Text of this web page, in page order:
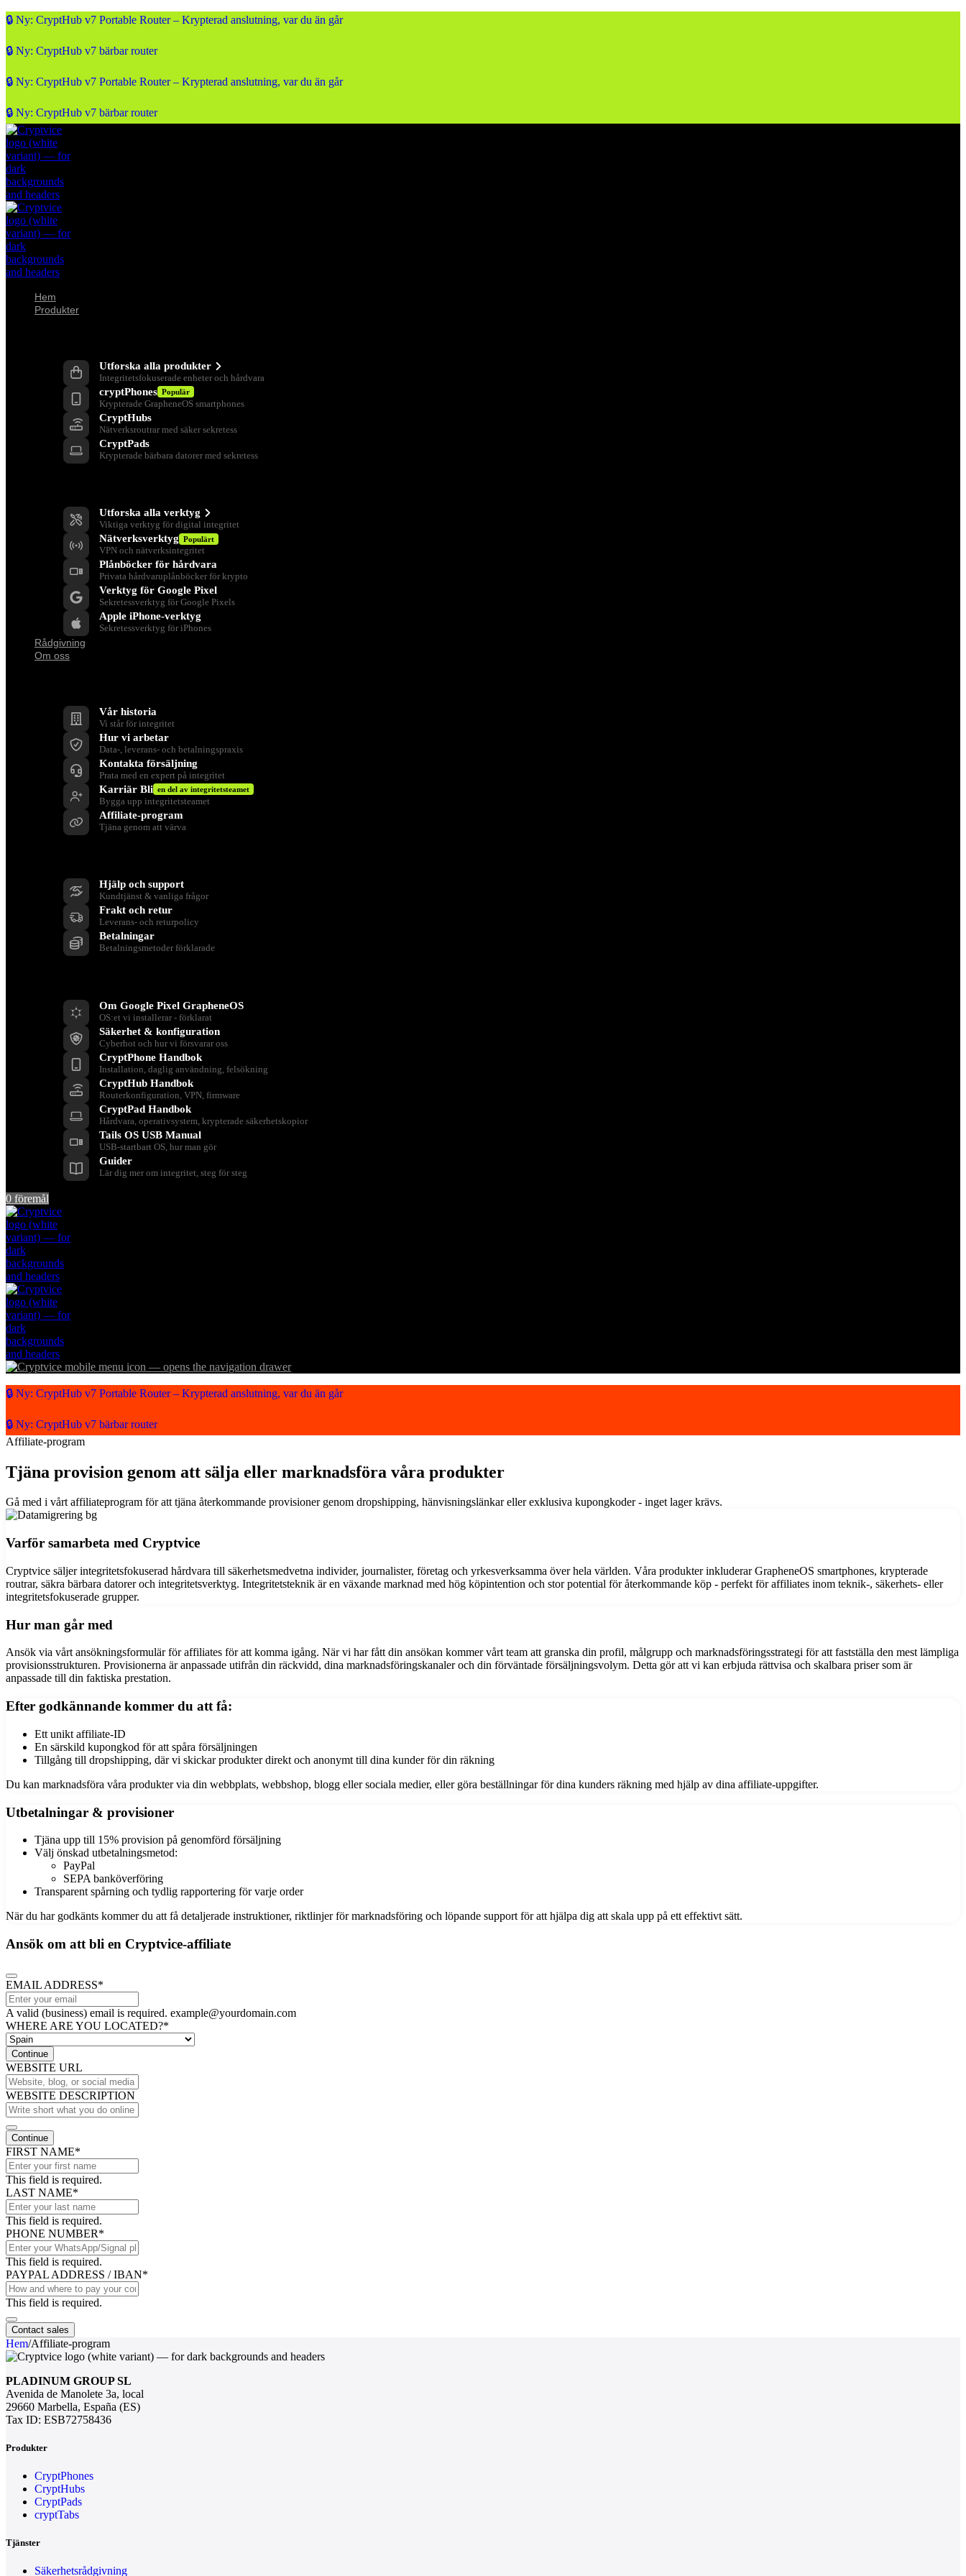
🔒 Ny: CryptHub v7 Portable Router – Krypterad anslutning, var du än går
🔒 Ny: CryptHub v7 bärbar router
🔒 Ny: CryptHub v7 Portable Router – Krypterad anslutning, var du än går
🔒 Ny: CryptHub v7 bärbar router
Hem
Produkter
Utforska alla produkter
Integritetsfokuserade enheter och hårdvara
cryptPhones Populär
Krypterade GrapheneOS smartphones
CryptHubs
Nätverksroutrar med säker sekretess
CryptPads
Krypterade bärbara datorer med sekretess
Utforska alla verktyg
Viktiga verktyg för digital integritet
Nätverksverktyg Populärt
VPN och nätverksintegritet
Plånböcker för hårdvara
Privata hårdvaruplånböcker för krypto
Verktyg för Google Pixel
Sekretessverktyg för Google Pixels
Apple iPhone-verktyg
Sekretessverktyg för iPhones
Rådgivning
Om oss
Vår historia
Vi står för integritet
Hur vi arbetar
Data-, leverans- och betalningspraxis
Kontakta försäljning
Prata med en expert på integritet
Karriär Bli en del av integritetsteamet
Bygga upp integritetsteamet
Affiliate-program
Tjäna genom att värva
Hjälp och support
Kundtjänst & vanliga frågor
Frakt och retur
Leverans- och returpolicy
Betalningar
Betalningsmetoder förklarade
Om Google Pixel GrapheneOS
OS:et vi installerar - förklarat
Säkerhet & konfiguration
Cyberhot och hur vi försvarar oss
CryptPhone Handbok
Installation, daglig användning, felsökning
CryptHub Handbok
Routerkonfiguration, VPN, firmware
CryptPad Handbok
Hårdvara, operativsystem, krypterade säkerhetskopior
Tails OS USB Manual
USB-startbart OS, hur man gör
Guider
Lär dig mer om integritet, steg för steg
0 föremål
🔒 Ny: CryptHub v7 Portable Router – Krypterad anslutning, var du än går
🔒 Ny: CryptHub v7 bärbar router
Affiliate-program
Tjäna provision genom att sälja eller marknadsföra våra produkter
Gå med i vårt affiliateprogram för att tjäna återkommande provisioner genom dropshipping, hänvisningslänkar eller exklusiva kupongkoder - inget lager krävs.
Varför samarbeta med Cryptvice
Cryptvice säljer integritetsfokuserad hårdvara till säkerhetsmedvetna individer, journalister, företag och yrkesverksamma över hela världen. Våra produkter inkluderar GrapheneOS smartphones, krypterade
routrar, säkra bärbara datorer och integritetsverktyg. Integritetsteknik är en växande marknad med hög köpintention och stor potential för återkommande köp - perfekt för affiliates inom teknik-, säkerhets- eller
integritetsfokuserade grupper.
Hur man går med
Ansök via vårt ansökningsformulär för affiliates för att komma igång. När vi har fått din ansökan kommer vårt team att granska din profil, målgrupp och marknadsföringsstrategi för att fastställa den mest lämpliga
provisionsstrukturen. Provisionerna är anpassade utifrån din räckvidd, dina marknadsföringskanaler och din förväntade försäljningsvolym. Detta gör att vi kan erbjuda rättvisa och skalbara priser som är
anpassade till din faktiska prestation.
Efter godkännande kommer du att få:
Ett unikt affiliate-ID
En särskild kupongkod för att spåra försäljningen
Tillgång till dropshipping, där vi skickar produkter direkt och anonymt till dina kunder för din räkning
Du kan marknadsföra våra produkter via din webbplats, webbshop, blogg eller sociala medier, eller göra beställningar för dina kunders räkning med hjälp av dina affiliate-uppgifter.
Utbetalningar & provisioner
Tjäna upp till 15% provision på genomförd försäljning
Välj önskad utbetalningsmetod:
PayPal
SEPA banköverföring
Transparent spårning och tydlig rapportering för varje order
När du har godkänts kommer du att få detaljerade instruktioner, riktlinjer för marknadsföring och löpande support för att hjälpa dig att skala upp på ett effektivt sätt.
Ansök om att bli en Cryptvice-affiliate
EMAIL ADDRESS*
A valid (business) email is required. example@yourdomain.com
WHERE ARE YOU LOCATED?*
Continue
WEBSITE URL
WEBSITE DESCRIPTION
Continue
FIRST NAME*
This field is required.
LAST NAME*
This field is required.
PHONE NUMBER*
This field is required.
PAYPAL ADDRESS / IBAN*
This field is required.
Website
URL*
Contact sales
Hem/Affiliate-program
PLADINUM GROUP SL
Avenida de Manolete 3a, local
29660 Marbella, España (ES)
Tax ID: ESB72758436
Produkter
CryptPhones
CryptHubs
CryptPads
cryptTabs
Tjänster
Säkerhetsrådgivning